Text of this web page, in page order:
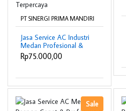
PT SINERGI PRIMA MANDIRI
Jasa Service AC Industri
Medan Profesional &
Terpercaya
Rp75.000,00
Sale